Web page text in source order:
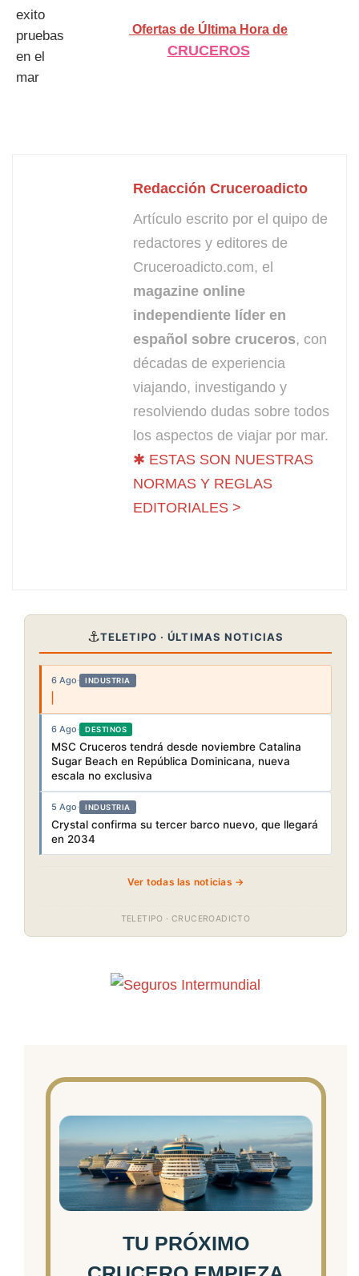
Ofertas de Última Hora de
CRUCEROS
Redacción Cruceroadicto
Artículo escrito por el quipo de
redactores y editores de
Cruceroadicto.com, el
magazine online
independiente líder en
español sobre cruceros, con
décadas de experiencia
viajando, investigando y
resolviendo dudas sobre todos
los aspectos de viajar por mar.
✱ ESTAS SON NUESTRAS
NORMAS Y REGLAS
EDITORIALES >
⚓TELETIPO · ÚLTIMAS NOTICIAS
6 Ago· INDUSTRIA
6 Ago· DESTINOS
MSC Cruceros tendrá desde noviembre Catalina
Sugar Beach en República Dominicana, nueva
escala no exclusiva
5 Ago· INDUSTRIA
Crystal confirma su tercer barco nuevo, que llegará
en 2034
Ver todas las noticias →
TELETIPO · CRUCEROADICTO